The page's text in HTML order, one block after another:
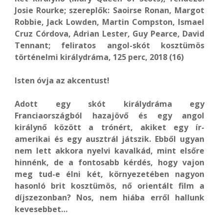
Josie Rourke; szereplők: Saoirse Ronan, Margot
Robbie, Jack Lowden, Martin Compston, Ismael
Cruz Córdova, Adrian Lester, Guy Pearce, David
Tennant; feliratos angol-skót kosztümös
történelmi királydráma, 125 perc, 2018 (16)
Isten óvja az akcentust!
Adott egy skót királydráma egy
Franciaországból hazajövő és egy angol
királynő között a trónért, akiket egy ír-
amerikai és egy ausztrál játszik. Ebből ugyan
nem lett akkora nyelvi kavalkád, mint elsőre
hinnénk, de a fontosabb kérdés, hogy vajon
meg tud-e élni két, környezetében nagyon
hasonló brit kosztümös, nő orientált film a
díjszezonban? Nos, nem hiába erről hallunk
kevesebbet…